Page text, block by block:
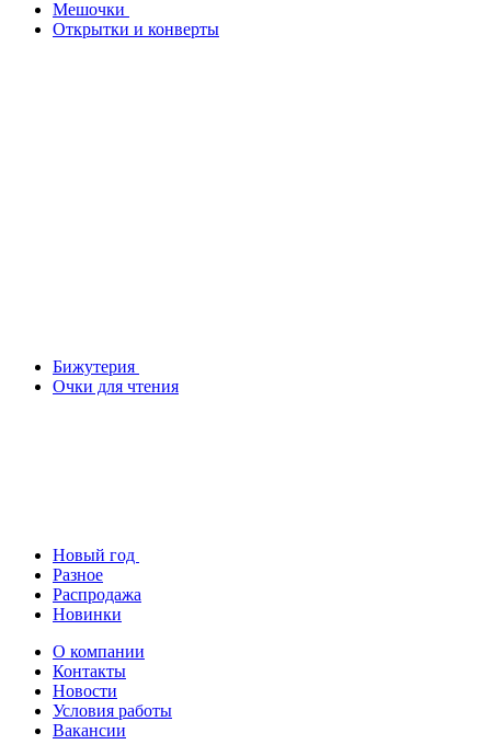
Мешочки
Открытки и конверты
Бижутерия
Очки для чтения
Новый год
Разное
Распродажа
Новинки
О компании
Контакты
Новости
Условия работы
Вакансии